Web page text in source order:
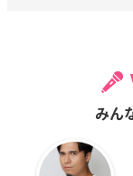
みん